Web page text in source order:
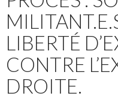
LIBERTÉ
CONTRE
DROITE.